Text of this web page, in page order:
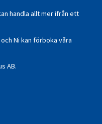
handla allt mer ifrån ett
Ni kan förboka våra
AB.